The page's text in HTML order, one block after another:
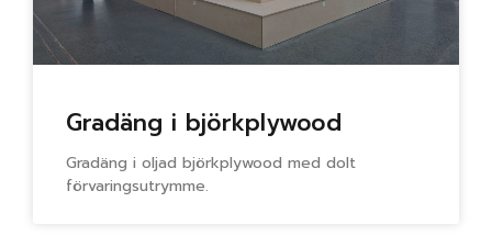
Gradäng i björkplywood
Gradäng i oljad björkplywood med dolt
förvaringsutrymme.